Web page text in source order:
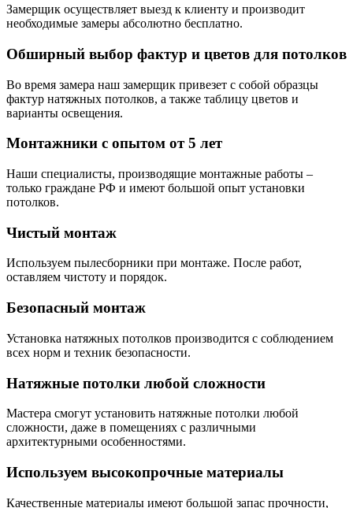
Замерщик осуществляет выезд к клиенту и производит
необходимые замеры абсолютно бесплатно.
Обширный выбор фактур и цветов для потолков
Во время замера наш замерщик привезет с собой образцы
фактур натяжных потолков, а также таблицу цветов и
варианты освещения.
Монтажники с опытом от 5 лет
Наши специалисты, производящие монтажные работы –
только граждане РФ и имеют большой опыт установки
потолков.
Чистый монтаж
Используем пылесборники при монтаже. После работ,
оставляем чистоту и порядок.
Безопасный монтаж
Установка натяжных потолков производится с соблюдением
всех норм и техник безопасности.
Натяжные потолки любой сложности
Мастера смогут установить натяжные потолки любой
сложности, даже в помещениях с различными
архитектурными особенностями.
Используем высокопрочные материалы
Качественные материалы имеют большой запас прочности,